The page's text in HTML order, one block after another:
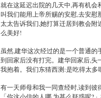
就在这延迟出院的几天中,再有机
叫我们能用上帝所赐的安慰,去安
太太告诉我们,她打算迁居到教会附
么美好!
虽然,建华这次经过的是一个普通的
到回家后没有打完。建华回家后,头
我抱着。我们东猜西测:是吃得太多
有一天师母和我一同查经时,读到